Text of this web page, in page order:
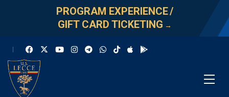
PROGRAM EXPERIENCE/
GIFT CARD TICKETING →